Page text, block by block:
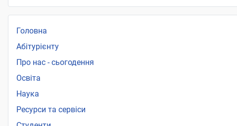
Головна
Абітурієнту
Про нас - сьогодення
Освіта
Наука
Ресурси та сервіси